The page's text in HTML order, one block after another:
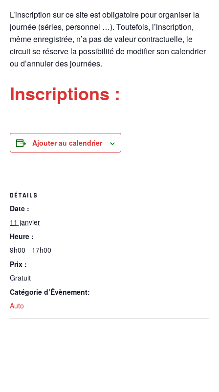
L’inscription sur ce site est obligatoire pour organiser la
journée (séries, personnel …). Toutefois, l’inscription,
même enregistrée, n’a pas de valeur contractuelle, le
circuit se réserve la possibilité de modifier son calendrier
ou d’annuler des journées.
Inscriptions :
Ajouter au calendrier
DÉTAILS
Date :
11 janvier
Heure :
9h00 - 17h00
Prix :
Gratuit
Catégorie d’Évènement:
Auto